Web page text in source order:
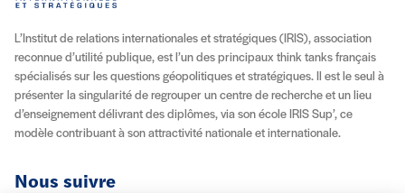
L’Institut de relations internationales et stratégiques (IRIS), association
reconnue d’utilité publique, est l’un des principaux think tanks français
spécialisés sur les questions géopolitiques et stratégiques. Il est le seul à
présenter la singularité de regrouper un centre de recherche et un lieu
d’enseignement délivrant des diplômes, via son école IRIS Sup’, ce
modèle contribuant à son attractivité nationale et internationale.
Nous suivre